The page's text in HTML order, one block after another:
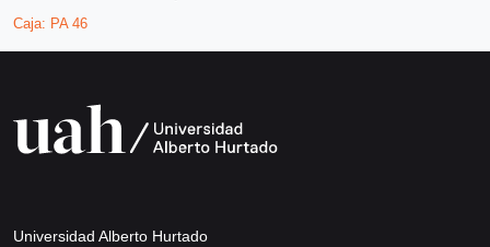
Caja: PA 46
Universidad Alberto Hurtado